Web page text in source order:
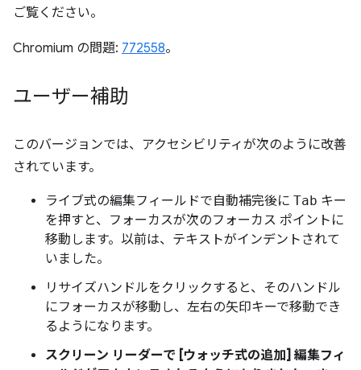
ご覧ください。
Chromium の問題: 772558。
ユーザー補助
このバージョンでは、アクセシビリティが次のように改善
されています。
ライブ式の編集フィールドで自動補完後に Tab キー
を押すと、フォーカスが次のフォーカス ポイントに
移動します。以前は、テキストがインデントされて
いました。
リサイズハンドルをクリックすると、そのハンドル
にフォーカスが移動し、左右の矢印キーで移動でき
るようになります。
スクリーン リーダーで [ウォッチ式の追加] 編集フィ